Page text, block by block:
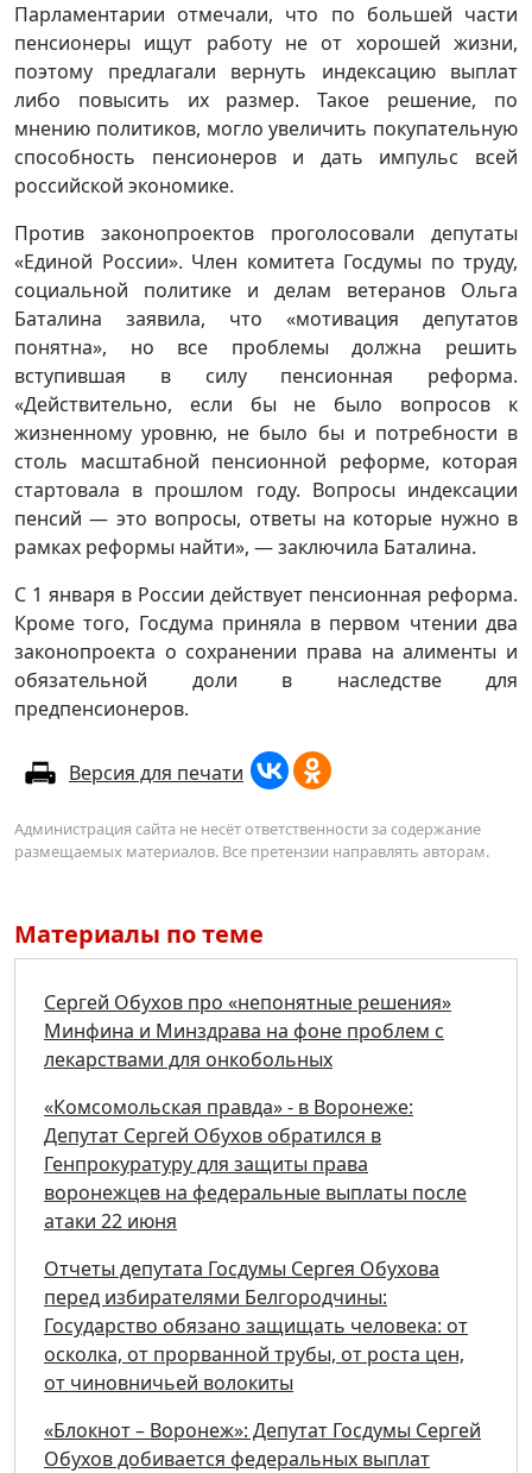
Парламентарии отмечали, что по большей части
пенсионеры ищут работу не от хорошей жизни,
поэтому предлагали вернуть индексацию выплат
либо повысить их размер. Такое решение, по
мнению политиков, могло увеличить покупательную
способность пенсионеров и дать импульс всей
российской экономике.
Против законопроектов проголосовали депутаты
«Единой России». Член комитета Госдумы по труду,
социальной политике и делам ветеранов Ольга
Баталина заявила, что «мотивация депутатов
понятна», но все проблемы должна решить
вступившая в силу пенсионная реформа.
«Действительно, если бы не было вопросов к
жизненному уровню, не было бы и потребности в
столь масштабной пенсионной реформе, которая
стартовала в прошлом году. Вопросы индексации
пенсий — это вопросы, ответы на которые нужно в
рамках реформы найти», — заключила Баталина.
С 1 января в России действует пенсионная реформа.
Кроме того, Госдума приняла в первом чтении два
законопроекта о сохранении права на алименты и
обязательной доли в наследстве для
предпенсионеров.
Версия для печати
Администрация сайта не несёт ответственности за содержание
размещаемых материалов. Все претензии направлять авторам.
Материалы по теме
Сергей Обухов про «непонятные решения»
Минфина и Минздрава на фоне проблем с
лекарствами для онкобольных
«Комсомольская правда» - в Воронеже:
Депутат Сергей Обухов обратился в
Генпрокуратуру для защиты права
воронежцев на федеральные выплаты после
атаки 22 июня
Отчеты депутата Госдумы Сергея Обухова
перед избирателями Белгородчины:
Государство обязано защищать человека: от
осколка, от прорванной трубы, от роста цен,
от чиновничьей волокиты
«Блокнот – Воронеж»: Депутат Госдумы Сергей
Обухов добивается федеральных выплат